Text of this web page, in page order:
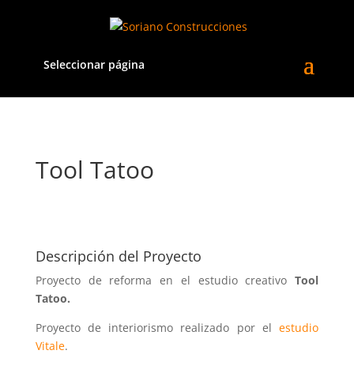
Seleccionar página
Tool Tatoo
Descripción del Proyecto
Proyecto de reforma en el estudio creativoTool
Tatoo.
Proyecto de interiorismo realizado por elestudio
Vitale.